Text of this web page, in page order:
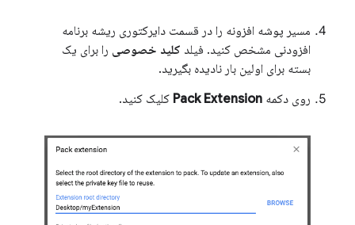
مسیر پوشه افزونه را در قسمت دایرکتوری ریشه برنامه
افزودنی مشخص کنید. فیلد کلید خصوصی را برای یک
بسته برای اولین بار نادیده بگیرید.
روی دکمه Pack Extension کلیک کنید.